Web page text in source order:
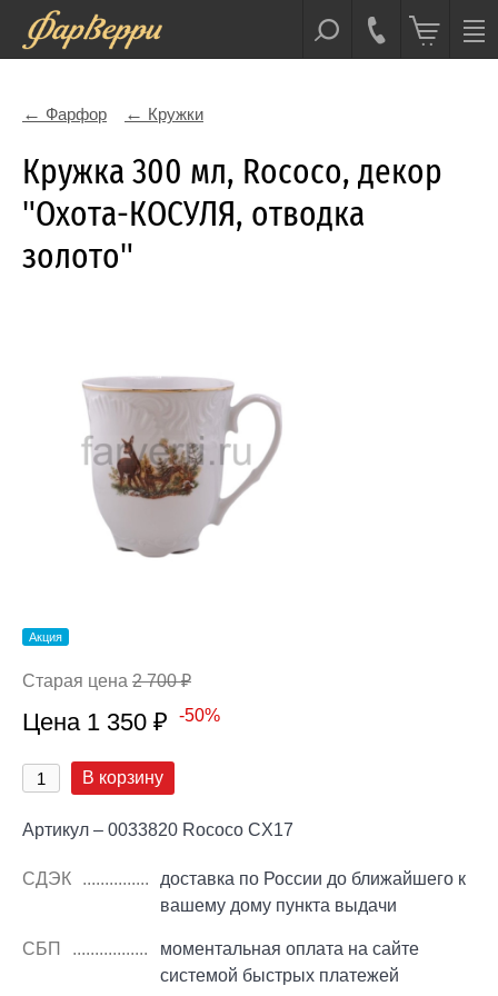
Фарфор Кружки
Кружка 300 мл, Rococo, декор
"Охота-КОСУЛЯ, отводка
золото"
Акция
Старая цена 2 700 ₽
Цена 1 350 ₽ -50%
В корзину
Артикул – 0033820 Rococo CX17
СДЭК
доставка по России до ближайшего к
вашему дому пункта выдачи
СБП
моментальная оплата на сайте
системой быстрых платежей